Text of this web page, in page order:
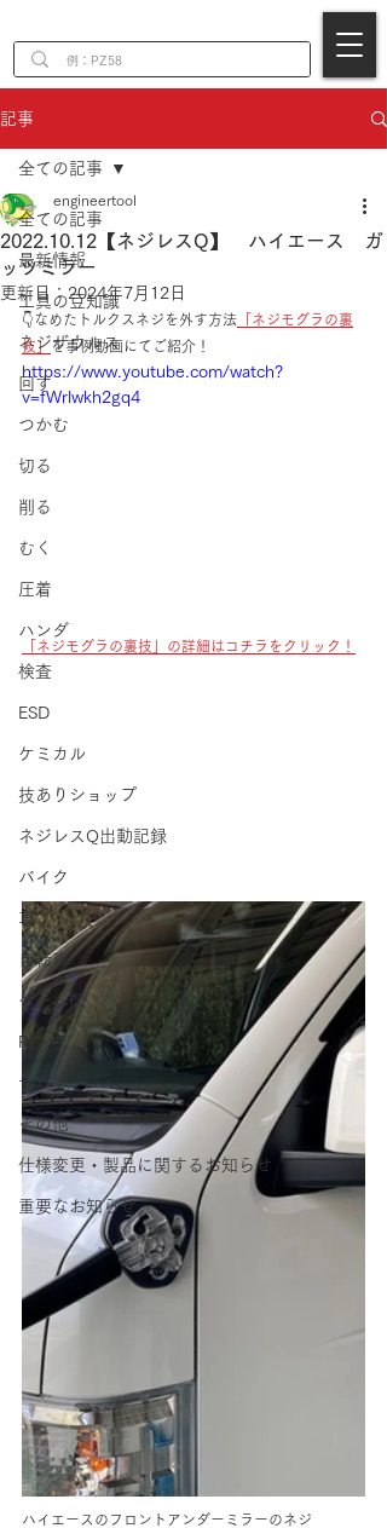
記事
全ての記事
最新情報
工具の豆知識
ネジザウルス
回す
つかむ
切る
削る
むく
圧着
ハンダ
検査
ESD
ケミカル
技ありショップ
ネジレスQ出動記録
バイク
車
自転車
ゲーム機
PC
サバゲー
その他
仕様変更・製品に関するお知らせ
重要なお知らせ
全ての記事
2022.10.12【ネジレスQ】 ハイエース ガ
ッツミラー
engineertool
更新日： 2024年7月12日
👇なめたトルクスネジを外す方法 「ネジモグラの裏
技」を事例動画にてご紹介！
https://www.youtube.com/watch?
v=fWrlwkh2gq4
「ネジモグラの裏技」の詳細はコチラをクリック！
ハイエースのフロントアンダーミラーのネジ